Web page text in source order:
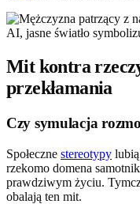
Mit kontra
przekłamania
Czy symulacja
Społeczne stereotypy
rzekomo domena
prawdziwym życiu.
obalają ten mit.